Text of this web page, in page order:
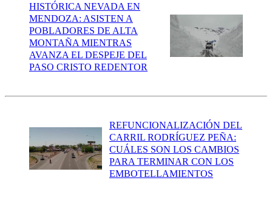
HISTÓRICA NEVADA EN
MENDOZA: ASISTEN A
POBLADORES DE ALTA
MONTAÑA MIENTRAS
AVANZA EL DESPEJE DEL
PASO CRISTO REDENTOR
REFUNCIONALIZACIÓN DEL
CARRIL RODRÍGUEZ PEÑA:
CUÁLES SON LOS CAMBIOS
PARA TERMINAR CON LOS
EMBOTELLAMIENTOS